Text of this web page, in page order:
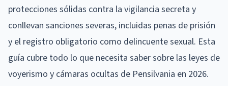
protecciones sólidas contra la vigilancia secreta y
conllevan sanciones severas, incluidas penas de prisión
y el registro obligatorio como delincuente sexual. Esta
guía cubre todo lo que necesita saber sobre las leyes de
voyerismo y cámaras ocultas de Pensilvania en 2026.